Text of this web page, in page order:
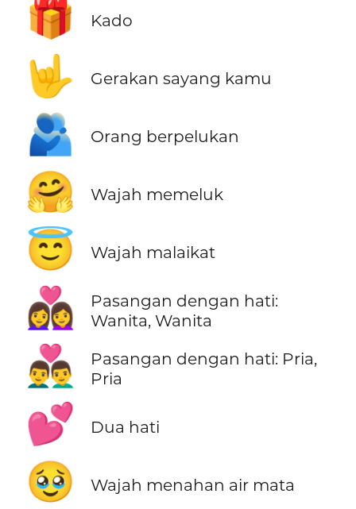
🎁 Kado
🤟 Gerakan sayang kamu
🫂 Orang berpelukan
🤗 Wajah memeluk
😇 Wajah malaikat
👩‍❤️‍👩
Pasangan dengan hati:
Wanita, Wanita
👨‍❤️‍👨
Pasangan dengan hati: Pria,
Pria
💕 Dua hati
🥹 Wajah menahan air mata